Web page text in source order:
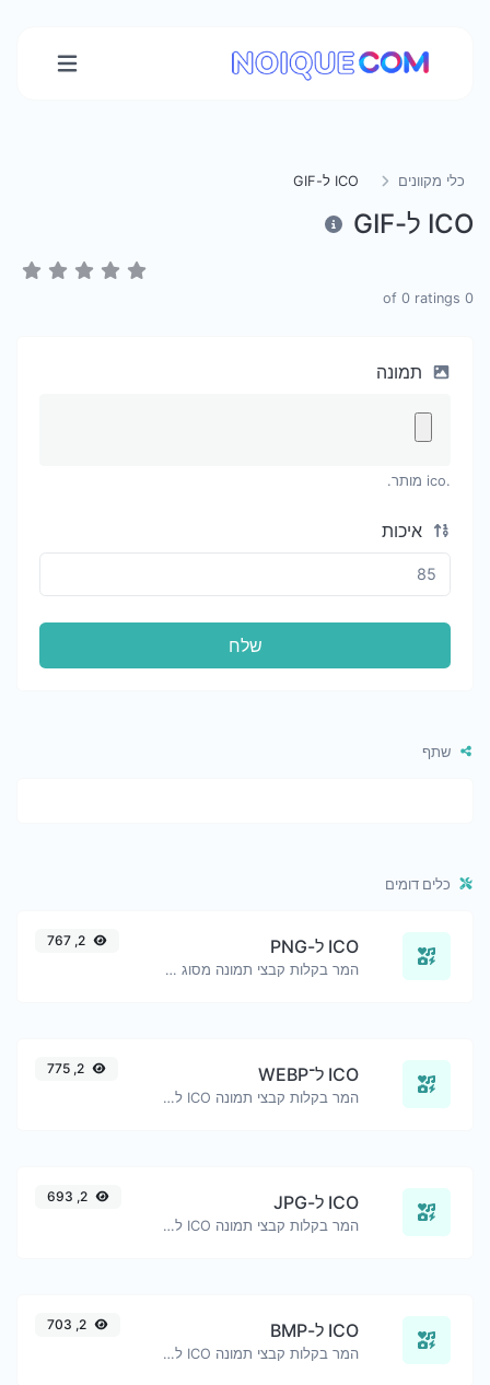
כלי מקוונים ICO ל-GIF
ICO ל-GIF
0
of
0 ratings
תמונה
.ico מותר.
איכות
שלח
שתף
כלים דומים
ICO ל-PNG
המר בקלות קבצי תמונה מסוג ICO לקבצי PNG.
ICO ל־WEBP
המר בקלות קבצי תמונה ICO ל-WEBP.
ICO ל-JPG
המר בקלות קבצי תמונה ICO ל-JPG.
ICO ל-BMP
המר בקלות קבצי תמונה ICO ל-BMP.